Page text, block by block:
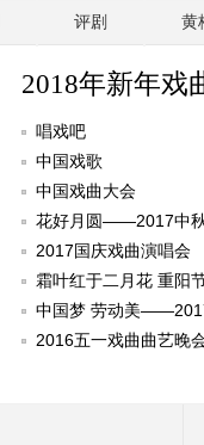
评剧 黄
2018年新年戏
唱戏吧
中国戏歌
中国戏曲大会
花好月圆——2017中
2017国庆戏曲演唱会
霜叶红于二月花 重阳
中国梦 劳动美
2016五一戏曲曲艺晚